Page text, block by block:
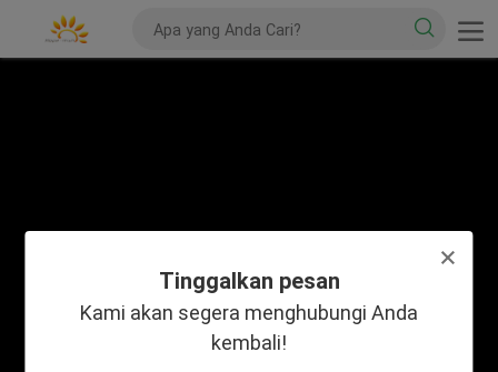
Tinggalkan pesan
Kami akan segera menghubungi Anda
kembali!